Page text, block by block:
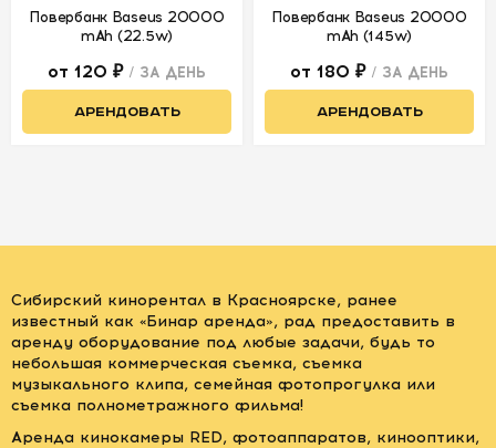
Повербанк Baseus 20000
mAh (22.5w)
от 120 ₽ / ЗА ДЕНЬ
АРЕНДОВАТЬ
Повербанк Baseus 20000
mAh (145w)
от 180 ₽ / ЗА ДЕНЬ
АРЕНДОВАТЬ
Сибирский кинорентал в Красноярске, ранее
известный как «Бинар аренда», рад предоставить в
аренду оборудование под любые задачи, будь то
небольшая коммерческая съемка, съемка
музыкального клипа, семейная фотопрогулка или
съемка полнометражного фильма!
Аренда кинокамеры RED, фотоаппаратов, кинооптики,